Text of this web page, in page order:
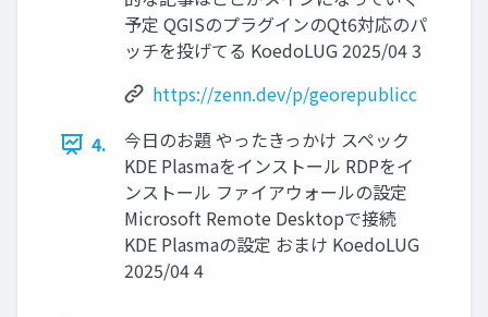
予定 QGISのプラグインのQt6対応のパ
ッチを投げてる KoedoLUG 2025/04 3
https://zenn.dev/p/georepublicc
4.
今日のお題 やったきっかけ スペック
KDE Plasmaをインストール RDPをイ
ンストール ファイアウォールの設定
Microsoft Remote Desktopで接続
KDE Plasmaの設定 おまけ KoedoLUG
2025/04 4